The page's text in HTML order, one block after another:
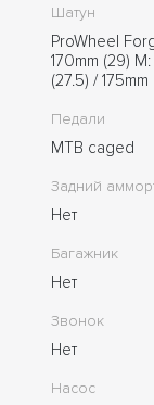
Шатун
ProWheel
170mm (29)
(27.5) /
Педали
MTB caged
Задний
Нет
Багажник
Нет
Звонок
Нет
Насос